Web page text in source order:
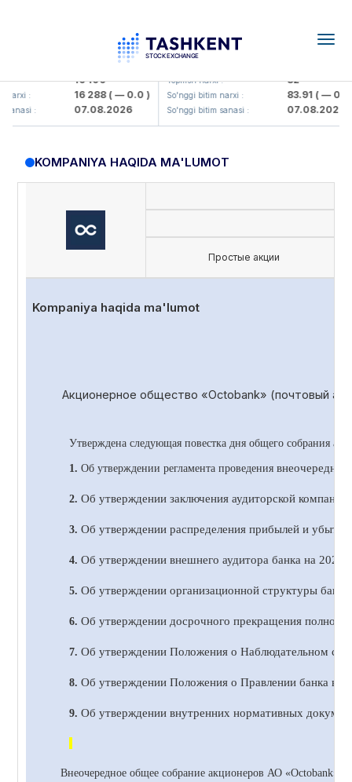
16 100
: 16 288( — 0.0 )
: 07.08.2026
KFSK (<Kafolat sug'urta
Yopilish narxi : 82
So'nggi bitim narxi : 83.91( — 0.0 )
So'nggi bitim sanasi : 07.08.2026
KOMPANIYA HAQIDA MA'LUMOT
Простые акции
Kompaniya haqida ma'lumot
Акционерное общество «Octobank» (почтовый
Утверждена следующая повестка дня общего собрания
1. Об утверждении регламента проведения
2. Об утверждении заключения аудиторской
3. Об утверждении распределения прибылей и
4. Об утверждении внешнего аудитора банка на 202
5. Об утверждении организационной структуры
6. Об утверждении досрочного прекращения
7. Об утверждении Положения о Наблюдательном
8. Об утверждении Положения о Правлении банка в
9. Об утверждении внутренних нормативных
Внеочередное общее собрание акционеров АО «Octobank»